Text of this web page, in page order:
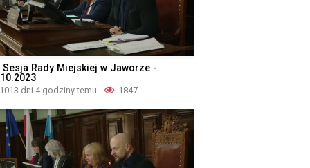
Sesja Rady Miejskiej w Jaworze -
1013 dni 4 godziny temu 1847